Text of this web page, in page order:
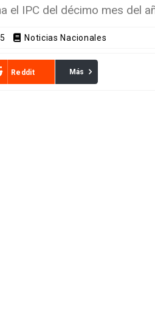
el IPC del décimo mes del
Noticias Nacionales
Reddit Más